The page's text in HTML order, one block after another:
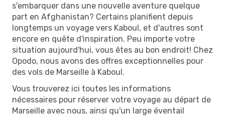
s'embarquer dans une nouvelle aventure quelque
part en Afghanistan? Certains planifient depuis
longtemps un voyage vers Kaboul, et d'autres sont
encore en quête d'inspiration. Peu importe votre
situation aujourd'hui, vous êtes au bon endroit! Chez
Opodo, nous avons des offres exceptionnelles pour
des vols de Marseille à Kaboul.
Vous trouverez ici toutes les informations
nécessaires pour réserver votre voyage au départ de
Marseille avec nous, ainsi qu'un large éventail